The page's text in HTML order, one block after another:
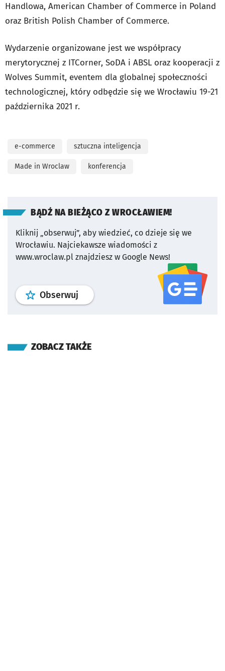
Handlowa, American Chamber of Commerce in Poland
oraz British Polish Chamber of Commerce.
Wydarzenie organizowane jest we współpracy
merytorycznej z ITCorner, SoDA i ABSL oraz kooperacji z
Wolves Summit, eventem dla globalnej społeczności
technologicznej, który odbędzie się we Wrocławiu 19-21
października 2021 r.
e-commerce sztuczna inteligencja
Made in Wroclaw konferencja
BĄDŹ NA BIEŻĄCO Z WROCŁAWIEM!
Kliknij „obserwuj”, aby wiedzieć, co dzieje się we
Wrocławiu. Najciekawsze wiadomości z
www.wroclaw.pl znajdziesz w Google News!
Obserwuj profil serwisu
ZOBACZ TAKŻE